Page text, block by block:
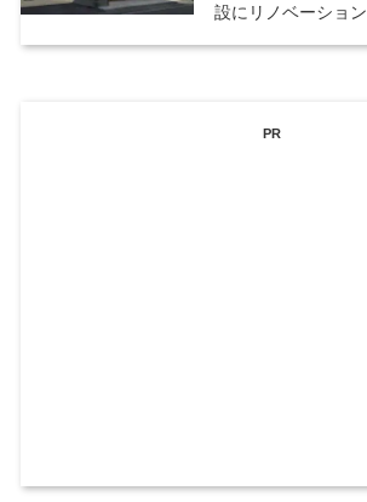
設にリノベーション
PR